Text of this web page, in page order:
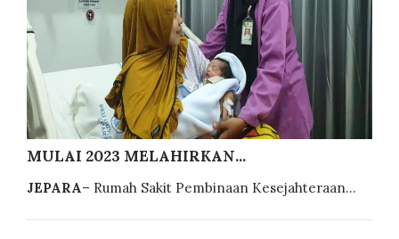
MULAI 2023 MELAHIRKAN...
JEPARA– Rumah Sakit Pembinaan Kesejahteraan...